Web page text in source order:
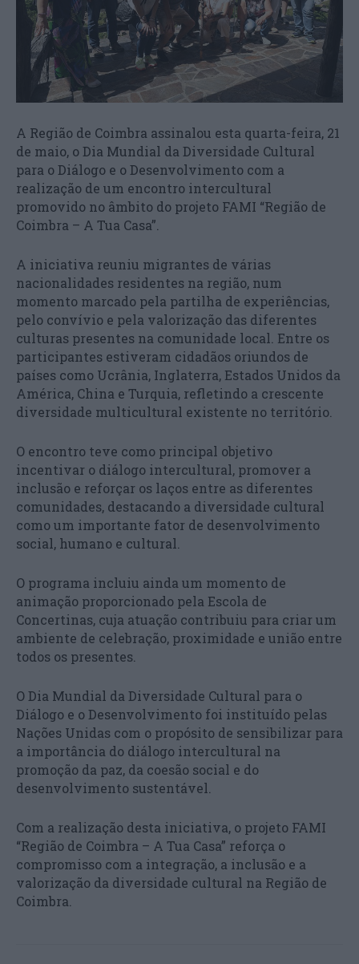
A Região de Coimbra assinalou esta quarta-feira, 21
de maio, o Dia Mundial da Diversidade Cultural
para o Diálogo e o Desenvolvimento com a
realização de um encontro intercultural
promovido no âmbito do projeto FAMI “Região de
Coimbra – A Tua Casa”.
A iniciativa reuniu migrantes de várias
nacionalidades residentes na região, num
momento marcado pela partilha de experiências,
pelo convívio e pela valorização das diferentes
culturas presentes na comunidade local. Entre os
participantes estiveram cidadãos oriundos de
países como Ucrânia, Inglaterra, Estados Unidos da
América, China e Turquia, refletindo a crescente
diversidade multicultural existente no território.
O encontro teve como principal objetivo
incentivar o diálogo intercultural, promover a
inclusão e reforçar os laços entre as diferentes
comunidades, destacando a diversidade cultural
como um importante fator de desenvolvimento
social, humano e cultural.
O programa incluiu ainda um momento de
animação proporcionado pela Escola de
Concertinas, cuja atuação contribuiu para criar um
ambiente de celebração, proximidade e união entre
todos os presentes.
O Dia Mundial da Diversidade Cultural para o
Diálogo e o Desenvolvimento foi instituído pelas
Nações Unidas com o propósito de sensibilizar para
a importância do diálogo intercultural na
promoção da paz, da coesão social e do
desenvolvimento sustentável.
Com a realização desta iniciativa, o projeto FAMI
“Região de Coimbra – A Tua Casa” reforça o
compromisso com a integração, a inclusão e a
valorização da diversidade cultural na Região de
Coimbra.